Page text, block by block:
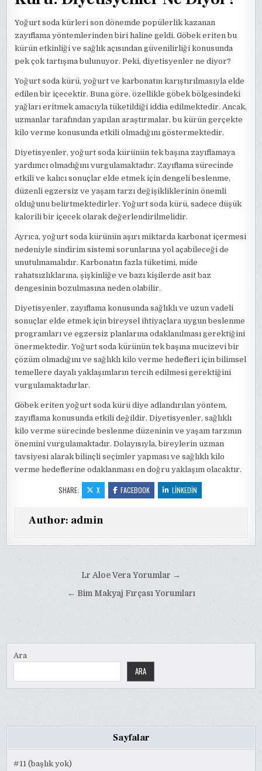
Yoğurt soda kürleri son dönemde popülerlik kazanan
zayıflama yöntemlerinden biri haline geldi. Göbek eriten bu
kürün etkinliği ve sağlık açısından güvenilirliği konusunda
pek çok tartışma bulunuyor. Peki, diyetisyenler ne diyor?
Yoğurt soda kürü, yoğurt ve karbonatın karıştırılmasıyla elde
edilen bir içecektir. Buna göre, özellikle göbek bölgesindeki
yağları eritmek amacıyla tüketildiği iddia edilmektedir. Ancak,
uzmanlar tarafından yapılan araştırmalar, bu kürün gerçekte
kilo verme konusunda etkili olmadığını göstermektedir.
Diyetisyenler, yoğurt soda kürünün tek başına zayıflamaya
yardımcı olmadığını vurgulamaktadır. Zayıflama sürecinde
etkili ve kalıcı sonuçlar elde etmek için dengeli beslenme,
düzenli egzersiz ve yaşam tarzı değişikliklerinin önemli
olduğunu belirtmektedirler. Yoğurt soda kürü, sadece düşük
kalorili bir içecek olarak değerlendirilmelidir.
Ayrıca, yoğurt soda kürünün aşırı miktarda karbonat içermesi
nedeniyle sindirim sistemi sorunlarına yol açabileceği de
unutulmamalıdır. Karbonatın fazla tüketimi, mide
rahatsızlıklarına, şişkinliğe ve bazı kişilerde asit baz
dengesinin bozulmasına neden olabilir.
Diyetisyenler, zayıflama konusunda sağlıklı ve uzun vadeli
sonuçlar elde etmek için bireysel ihtiyaçlara uygun beslenme
programları ve egzersiz planlarına odaklanılması gerektiğini
önermektedir. Yoğurt soda kürünün tek başına mucizevi bir
çözüm olmadığını ve sağlıklı kilo verme hedefleri için bilimsel
temellere dayalı yaklaşımların tercih edilmesi gerektiğini
vurgulamaktadırlar.
Göbek eriten yoğurt soda kürü diye adlandırılan yöntem,
zayıflama konusunda etkili değildir. Diyetisyenler, sağlıklı
kilo verme sürecinde beslenme düzeninin ve yaşam tarzının
önemini vurgulamaktadır. Dolayısıyla, bireylerin uzman
tavsiyesi alarak bilinçli seçimler yapması ve sağlıklı kilo
verme hedeflerine odaklanması en doğru yaklaşım olacaktır.
SHARE: X FACEBOOK LINKEDIN
Author: admin
gezinmesi
Lr Aloe Vera Yorumlar →
← Bim Makyaj Fırçası Yorumları
Ara
ARA
Sayfalar
#11 (başlık yok)